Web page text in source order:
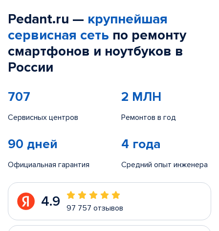
Pedant.ru — крупнейшая
сервисная сеть по ремонту
смартфонов и ноутбуков в
России
707
Сервисных центров
2 МЛН
Ремонтов в год
90 дней
Официальная гарантия
4 года
Средний опыт инженера
4.9 97 757 отзывов